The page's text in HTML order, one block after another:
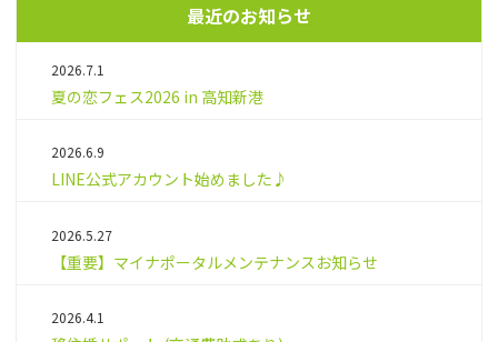
最近のお知らせ
2026.7.1
夏の恋フェス2026 in 高知新港
2026.6.9
LINE公式アカウント始めました♪
2026.5.27
【重要】マイナポータルメンテナンスお知らせ
2026.4.1